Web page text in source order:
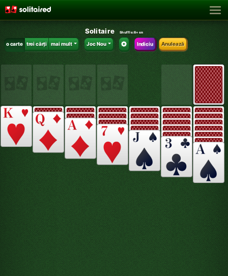
Solitaire Shuffle:6+en
o carte trei cărți mai mult Joc Nou Indiciu Anulează